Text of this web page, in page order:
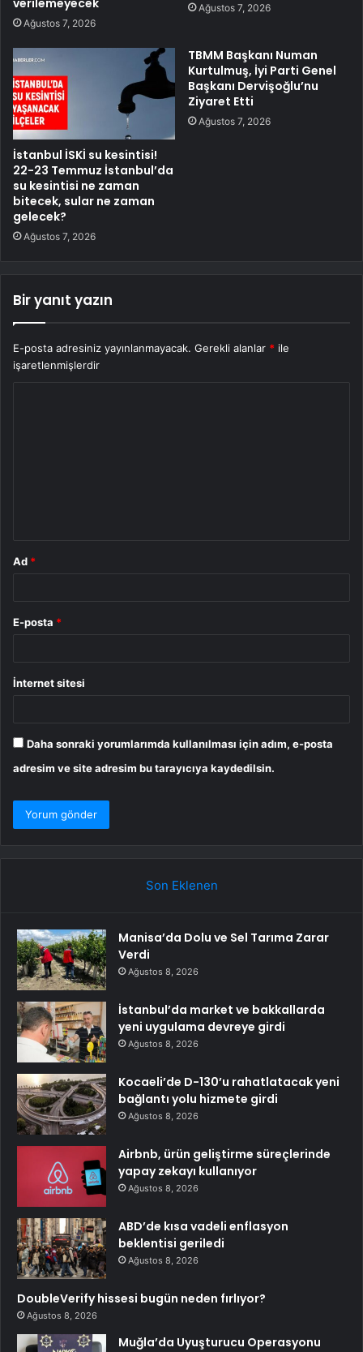
Ağustos 7, 2026
Ağustos 7, 2026
İstanbul İSKİ su kesintisi!
22-23 Temmuz İstanbul’da
su kesintisi ne zaman
bitecek, sular ne zaman
gelecek?
Ağustos 7, 2026
TBMM Başkanı Numan
Kurtulmuş, İyi Parti Genel
Başkanı Dervişoğlu’nu
Ziyaret Etti
Ağustos 7, 2026
Bir yanıt yazın
E-posta adresiniz yayınlanmayacak. Gerekli alanlar * ile
işaretlenmişlerdir
Ad *
E-posta *
İnternet sitesi
Daha sonraki yorumlarımda kullanılması için adım, e-posta
adresim ve site adresim bu tarayıcıya kaydedilsin.
Son Eklenen
Manisa’da Dolu ve Sel Tarıma Zarar
Verdi
Ağustos 8, 2026
İstanbul’da market ve bakkallarda
yeni uygulama devreye girdi
Ağustos 8, 2026
Kocaeli’de D-130’u rahatlatacak yeni
bağlantı yolu hizmete girdi
Ağustos 8, 2026
Airbnb, ürün geliştirme süreçlerinde
yapay zekayı kullanıyor
Ağustos 8, 2026
ABD’de kısa vadeli enflasyon
beklentisi geriledi
Ağustos 8, 2026
DoubleVerify hissesi bugün neden fırlıyor?
Ağustos 8, 2026
Muğla’da Uyuşturucu Operasyonu